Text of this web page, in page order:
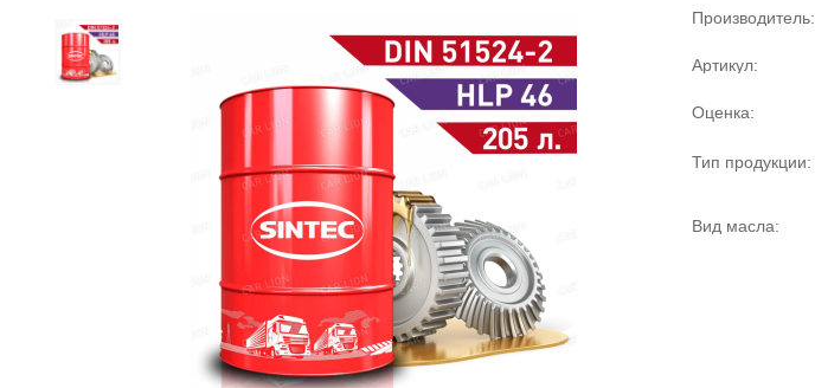
Производитель:
Артикул:
Оценка:
Тип продукции:
Вид масла: